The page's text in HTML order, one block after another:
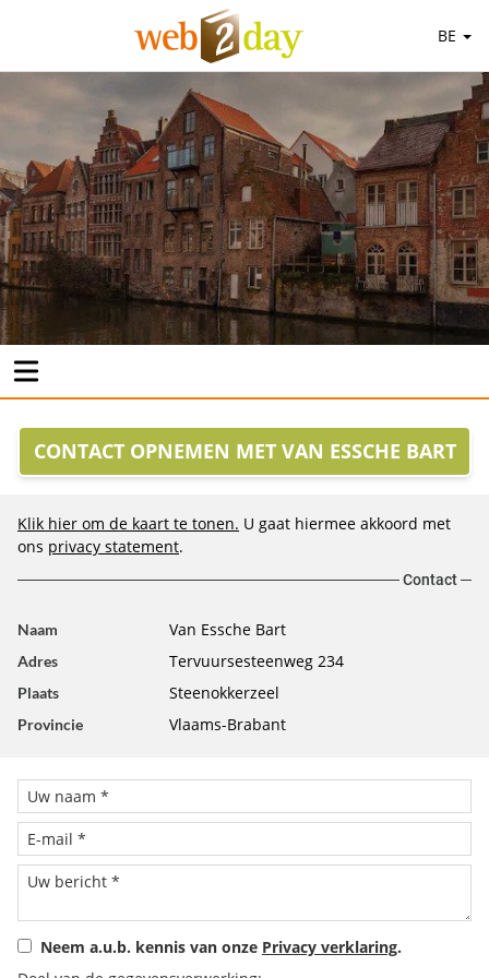
BE
CONTACT OPNEMEN MET VAN ESSCHE BART
Klik hier om de kaart te tonen. U gaat hiermee akkoord met
ons privacy statement.
Contact
Naam Van Essche Bart
Adres Tervuursesteenweg 234
Plaats Steenokkerzeel
Provincie Vlaams-Brabant
Neem a.u.b. kennis van onze Privacy verklaring.